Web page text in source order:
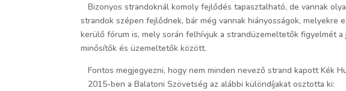
Bizonyos strandoknál komoly fejlődés tapasztalható, de vannak
strandok szépen fejlődnek, bár még vannak hiányosságok,
kerülő fórum is, mely során felhívjuk a strandüzemeltetők figyelmét
minősítők és üzemeltetők között.
Fontos megjegyezni, hogy nem minden nevező strand kapott Kék
2015-ben a Balatoni Szövetség az alábbi különdíjakat osztotta ki: